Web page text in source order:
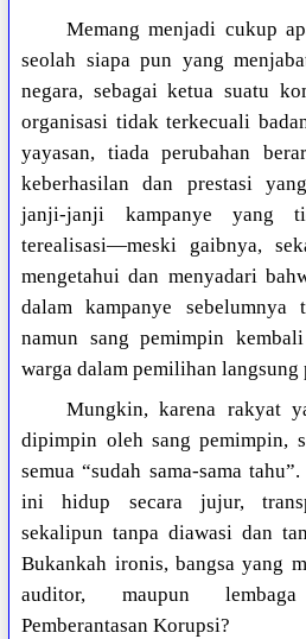
Memang menjadi cukup
seolah siapa pun yang
negara, sebagai ketua suatu
organisasi tidak terkecuali
yayasan, tiada perubahan
keberhasilan dan prestasi
janji-janji kampanye yang
terealisasi—meski gaibnya,
mengetahui dan menyadari
dalam kampanye sebelumnya
namun sang pemimpin
warga dalam pemilihan
Mungkin, karena rakyat
dipimpin oleh sang pemimpin,
semua “sudah sama-sama
ini hidup secara jujur,
sekalipun tanpa diawasi dan
Bukankah ironis, bangsa yang
auditor, maupun
Pemberantasan Korupsi?